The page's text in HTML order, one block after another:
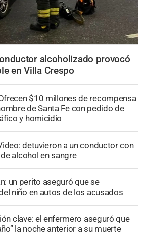
alcoholizado provocó
en Villa Crespo
$10 millones de recompensa
de Santa Fe con pedido de
y homicidio
detuvieron a un conductor con
alcohol en sangre
un perito aseguró que se
niño en autos de los acusados
clave: el enfermero aseguró que
la noche anterior a su muerte